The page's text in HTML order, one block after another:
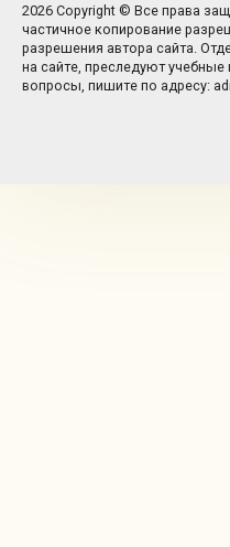
2026 Copyright © Все права
частичное копирование
разрешения автора сайта.
на сайте, преследуют
вопросы, пишите по адресу: